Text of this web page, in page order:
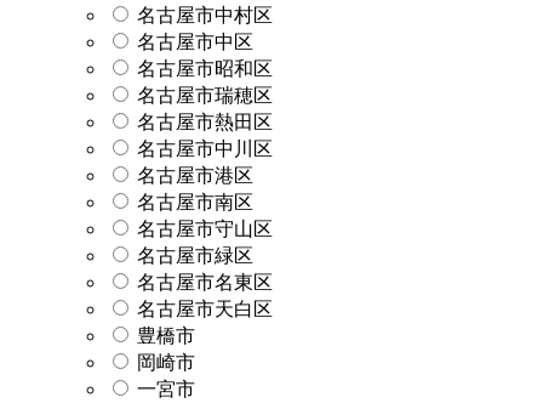
名古屋市中村区
名古屋市中区
名古屋市昭和区
名古屋市瑞穂区
名古屋市熱田区
名古屋市中川区
名古屋市港区
名古屋市南区
名古屋市守山区
名古屋市緑区
名古屋市名東区
名古屋市天白区
豊橋市
岡崎市
一宮市